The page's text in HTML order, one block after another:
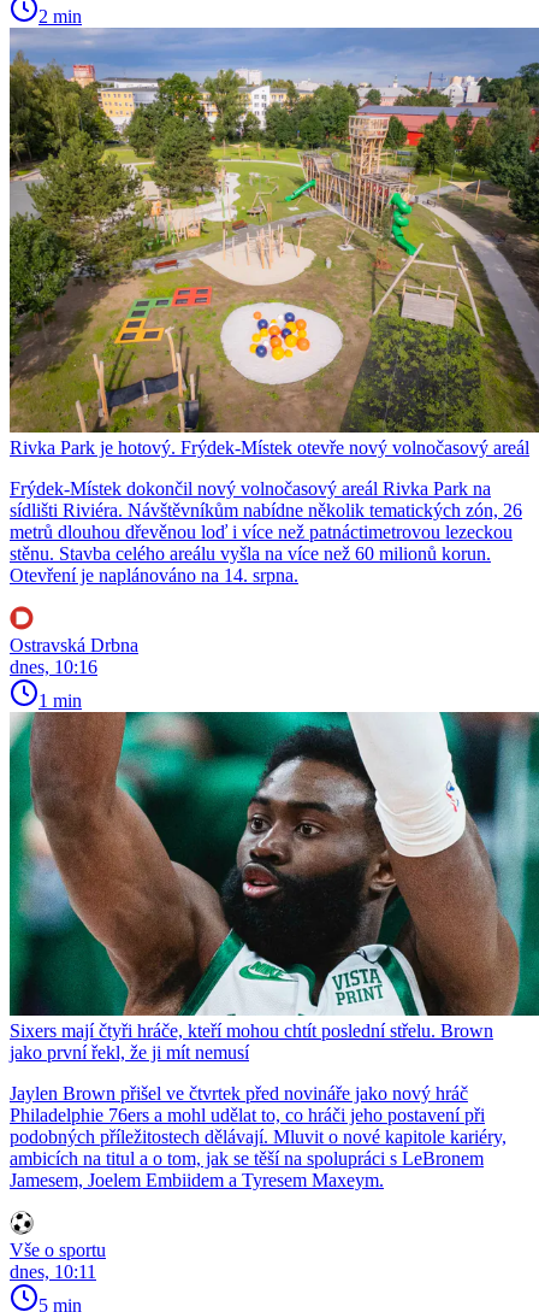
2 min
Rivka Park je hotový. Frýdek-Místek otevře nový volnočasový areál
Frýdek-Místek dokončil nový volnočasový areál Rivka Park na
sídlišti Riviéra. Návštěvníkům nabídne několik tematických zón, 26
metrů dlouhou dřevěnou loď i více než patnáctimetrovou lezeckou
stěnu. Stavba celého areálu vyšla na více než 60 milionů korun.
Otevření je naplánováno na 14. srpna.
Ostravská Drbna
dnes, 10:16
1 min
Sixers mají čtyři hráče, kteří mohou chtít poslední střelu. Brown
jako první řekl, že ji mít nemusí
Jaylen Brown přišel ve čtvrtek před novináře jako nový hráč
Philadelphie 76ers a mohl udělat to, co hráči jeho postavení při
podobných příležitostech dělávají. Mluvit o nové kapitole kariéry,
ambicích na titul a o tom, jak se těší na spolupráci s LeBronem
Jamesem, Joelem Embiidem a Tyresem Maxeym.
Vše o sportu
dnes, 10:11
5 min